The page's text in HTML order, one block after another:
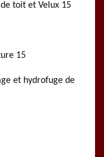
toit et Velux 15
15
et hydrofuge de